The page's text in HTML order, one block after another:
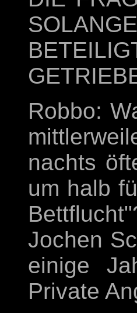
Robbo:
nachts
um halb
Jochen
einige
Private